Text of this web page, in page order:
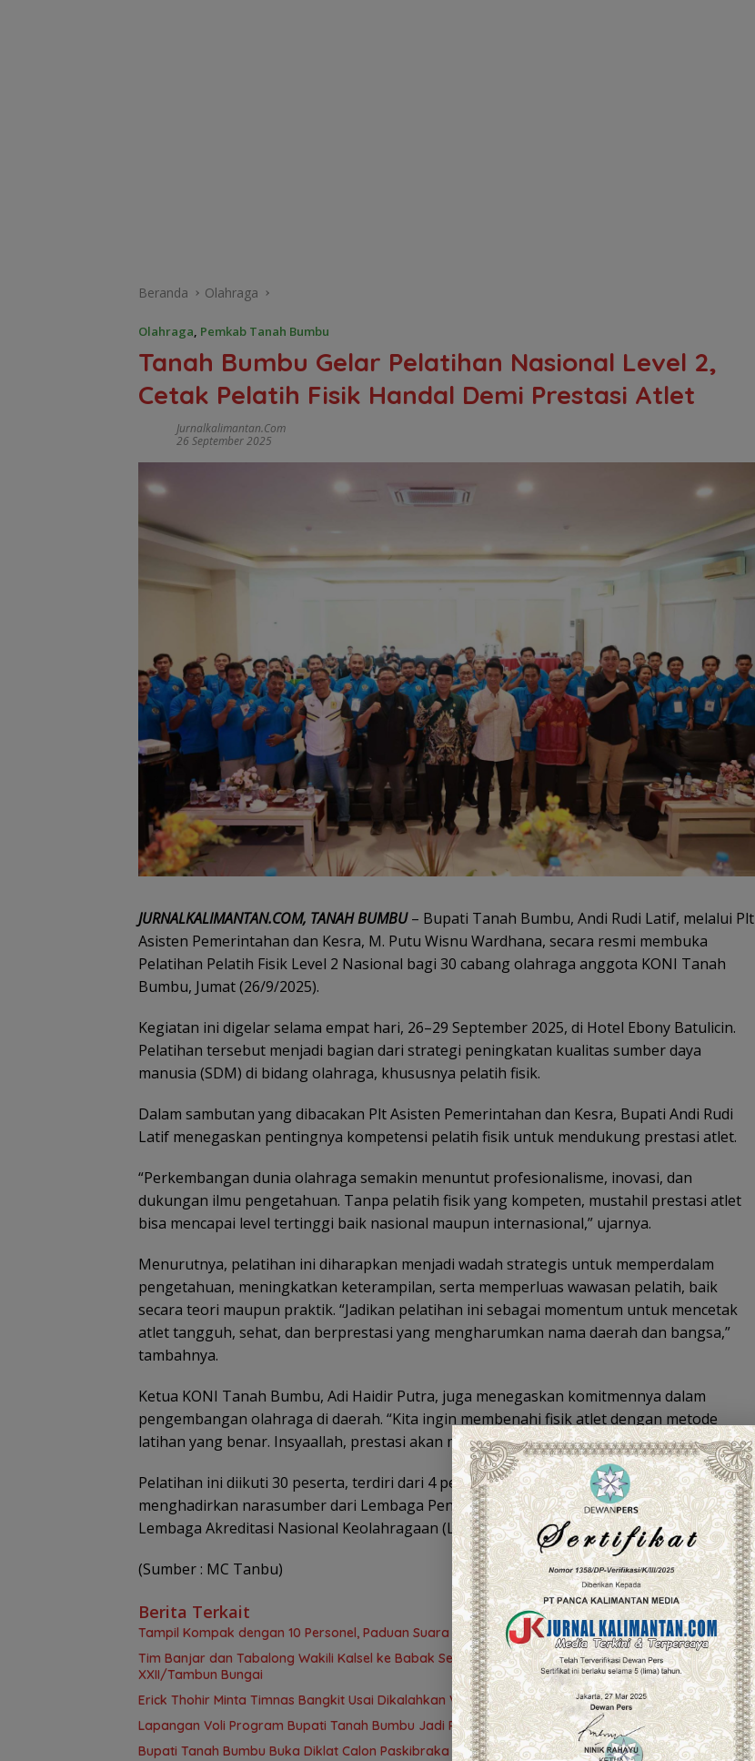
Beranda Olahraga
Olahraga, Pemkab Tanah Bumbu
Tanah Bumbu Gelar Pelatihan Nasional Level 2,
Cetak Pelatih Fisik Handal Demi Prestasi Atlet
Jurnalkalimantan.com
26 September 2025
JURNALKALIMANTAN.COM, TANAH BUMBU– Bupati Tanah Bumbu, Andi Rudi Latif, melalui Plt
Asisten Pemerintahan dan Kesra, M. Putu Wisnu Wardhana, secara resmi membuka
Pelatihan Pelatih Fisik Level 2 Nasional bagi 30 cabang olahraga anggota KONI Tanah
Bumbu, Jumat (26/9/2025).
Kegiatan ini digelar selama empat hari, 26–29 September 2025, di Hotel Ebony Batulicin.
Pelatihan tersebut menjadi bagian dari strategi peningkatan kualitas sumber daya
manusia (SDM) di bidang olahraga, khususnya pelatih fisik.
Dalam sambutan yang dibacakan Plt Asisten Pemerintahan dan Kesra, Bupati Andi Rudi
Latif menegaskan pentingnya kompetensi pelatih fisik untuk mendukung prestasi atlet.
“Perkembangan dunia olahraga semakin menuntut profesionalisme, inovasi, dan
dukungan ilmu pengetahuan. Tanpa pelatih fisik yang kompeten, mustahil prestasi atlet
bisa mencapai level tertinggi baik nasional maupun internasional,” ujarnya.
Menurutnya, pelatihan ini diharapkan menjadi wadah strategis untuk memperdalam
pengetahuan, meningkatkan keterampilan, serta memperluas wawasan pelatih, baik
secara teori maupun praktik. “Jadikan pelatihan ini sebagai momentum untuk mencetak
atlet tangguh, sehat, dan berprestasi yang mengharumkan nama daerah dan bangsa,”
tambahnya.
Ketua KONI Tanah Bumbu, Adi Haidir Putra, juga menegaskan komitmennya dalam
pengembangan olahraga di daerah. “Kita ingin membenahi fisik atlet dengan metode
latihan yang benar. Insyaallah, prestasi akan mengikuti,” tegasnya.
Pelatihan ini diikuti 30 peserta, terdiri dari 4 perempuan dan 26 laki-laki, dengan
menghadirkan narasumber dari Lembaga Pendidikan Pelatih Olahraga (LP2O) dan
Lembaga Akreditasi Nasional Keolahragaan (Lankor).
(Sumber : MC Tanbu)
Berita Terkait
Tampil Kompak dengan 10 Personel, Paduan Suara TP PKK Tanah Bumbu Sabet Juara II
Tim Banjar dan Tabalong Wakili Kalsel ke Babak Semifinal Gubernur Cup Road to Pangdam
XXII/Tambun Bungai
Erick Thohir Minta Timnas Bangkit Usai Dikalahkan Vietnam
Lapangan Voli Program Bupati Tanah Bumbu Jadi Ruang Berkumpul Warga Desa Madu Retno
Bupati Tanah Bumbu Buka Diklat Calon Paskibraka 2026, Tekankan Disiplin dan Integritas